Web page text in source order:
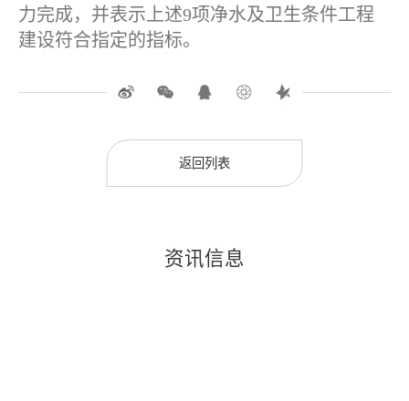
力完成，并表示上述9项净水及卫生条件工程
建设符合指定的指标。
返回列表
资讯信息